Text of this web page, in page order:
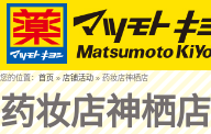
您的位置：首页»店铺活动» 药妆店神栖店
药妆店神栖店